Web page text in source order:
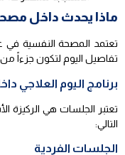
ماذا يحدث داخل
تعتمد المصحة النفسية في
تفاصيل اليوم لتكون جزءاً
برنامج اليوم العلاجي
تعتبر الجلسات هي الركيزة
التالي:
الجلسات الفردية